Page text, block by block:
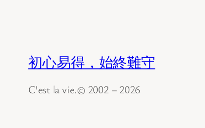
初心易得，始終難守
C'est la vie.© 2002 – 2026